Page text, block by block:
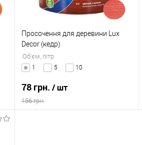
Просочення для деревини Lux
Decor (кедр)
Об'єм, літр
1 5 10
78 грн. / шт
156 грн.